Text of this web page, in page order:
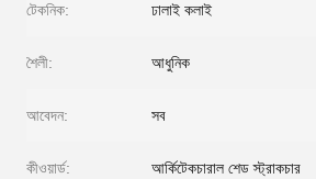
টেকনিক: ঢালাই কলাই
শৈলী: আধুনিক
আবেদন: সব
কীওয়ার্ড: আর্কিটেকচারাল শেড স্ট্রাকচার